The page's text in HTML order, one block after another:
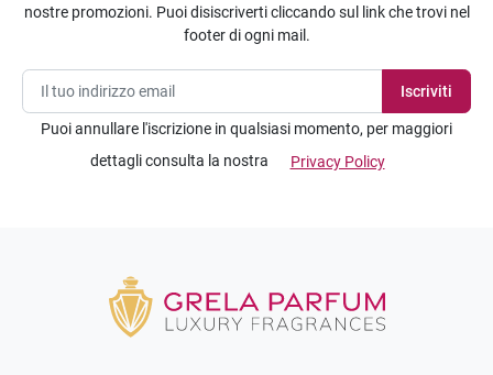
nostre promozioni. Puoi disiscriverti cliccando sul link che trovi nel
footer di ogni mail.
Puoi annullare l'iscrizione in qualsiasi momento, per maggiori
dettagli consulta la nostra
Privacy Policy